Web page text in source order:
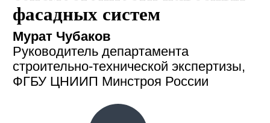
фасадных систем
Мурат Чубаков
Руководитель департамента
строительно-технической экспертизы,
ФГБУ ЦНИИП Минстроя России